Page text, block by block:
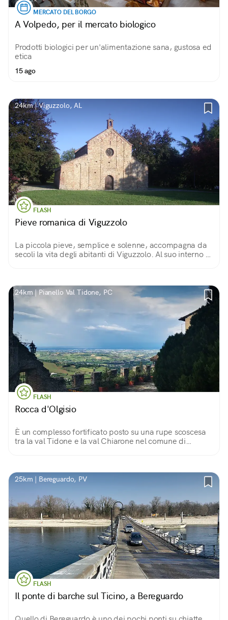
MERCATO DEL BORGO
A Volpedo, per il mercato biologico
Prodotti biologici per un'alimentazione sana, gustosa ed
etica
15 ago
24km | Viguzzolo, AL
FLASH
Pieve romanica di Viguzzolo
La piccola pieve, semplice e solenne, accompagna da
secoli la vita degli abitanti di Viguzzolo. Al suo interno ci
24km | Pianello Val Tidone, PC
FLASH
Rocca d'Olgisio
È un complesso fortificato posto su una rupe scoscesa
tra la val Tidone e la val Chiarone nel comune di
25km | Bereguardo, PV
FLASH
Il ponte di barche sul Ticino, a Bereguardo